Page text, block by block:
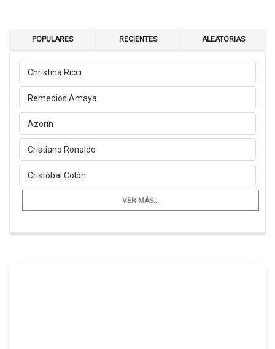
POPULARES RECIENTES ALEATORIAS
Christina Ricci
Remedios Amaya
Azorín
Cristiano Ronaldo
Cristóbal Colón
VER MÁS...